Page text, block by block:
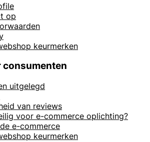
op
keurmerken
consumenten
uitgelegd
van reviews
voor e-commerce oplichting?
e-commerce
keurmerken